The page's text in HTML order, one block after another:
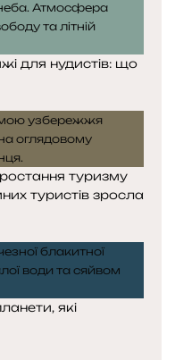
для нудистів: що
туризму
туристів зросла
які